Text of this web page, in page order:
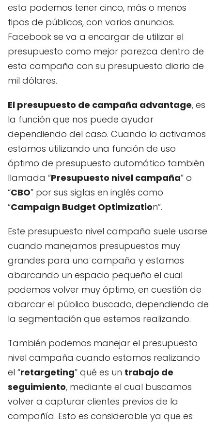
esta podemos tener cinco, más o menos
tipos de públicos, con varios anuncios.
Facebook se va a encargar de utilizar el
presupuesto como mejor parezca dentro de
esta campaña con su presupuesto diario de
mil dólares.
El presupuesto de campaña advantage, es
la función que nos puede ayudar
dependiendo del caso. Cuando lo activamos
estamos utilizando una función de uso
óptimo de presupuesto automático también
llamada “Presupuesto nivel campaña” o
“CBO” por sus siglas en inglés como
“Campaign Budget Optimization”.
Este presupuesto nivel campaña suele usarse
cuando manejamos presupuestos muy
grandes para una campaña y estamos
abarcando un espacio pequeño el cual
podemos volver muy óptimo, en cuestión de
abarcar el público buscado, dependiendo de
la segmentación que estemos realizando.
También podemos manejar el presupuesto
nivel campaña cuando estamos realizando
el “retargeting” qué es un trabajo de
seguimiento, mediante el cual buscamos
volver a capturar clientes previos de la
compañía. Esto es considerable ya que es